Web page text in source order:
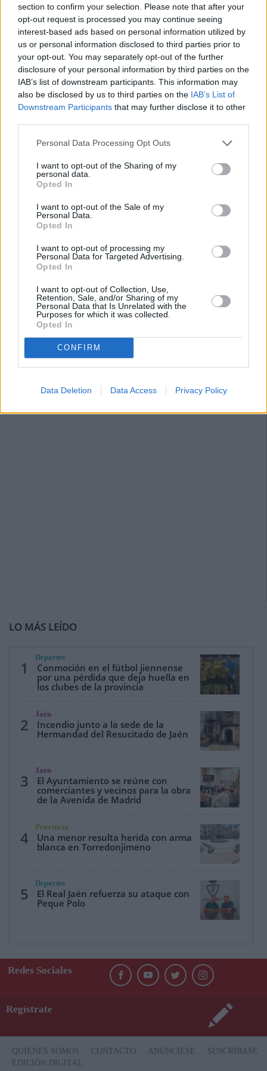
section to confirm your selection. Please note that after your
opt-out request is processed you may continue seeing
interest-based ads based on personal information utilized by
us or personal information disclosed to third parties prior to
your opt-out. You may separately opt-out of the further
disclosure of your personal information by third parties on the
IAB’s list of downstream participants. This information may
also be disclosed by us to third parties on the IAB’s List of
Downstream Participants that may further disclose it to other
Personal Data Processing Opt Outs
I want to opt-out of the Sharing of my
personal data.
Opted In
I want to opt-out of the Sale of my
Personal Data.
Opted In
I want to opt-out of processing my
Personal Data for Targeted Advertising.
Opted In
I want to opt-out of Collection, Use,
Retention, Sale, and/or Sharing of my
Personal Data that Is Unrelated with the
Purposes for which it was collected.
Opted In
CONFIRM
Data Deletion Data Access Privacy Policy
LO MÁS LEÍDO
1
Deportes
Conmoción en el fútbol jiennense
por una pérdida que deja huella en
los clubes de la provincia
2
Jaén
Incendio junto a la sede de la
Hermandad del Resucitado de Jaén
3
Jaén
El Ayuntamiento se reúne con
comerciantes y vecinos para la obra
de la Avenida de Madrid
4
Provincia
Una menor resulta herida con arma
blanca en Torredonjimeno
5
Deportes
El Real Jaén refuerza su ataque con
Peque Polo
Redes Sociales
Regístrate
QUIÉNES SOMOS CONTACTO ANÚNCIESE
SUSCRÍBASE
EDICIÓN DIGITAL